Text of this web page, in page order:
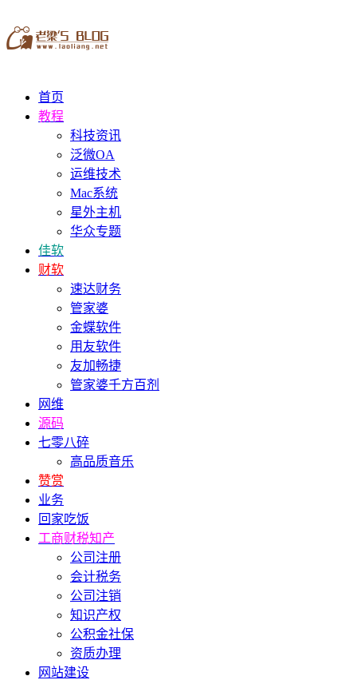
首页
教程
科技资讯
泛微OA
运维技术
Mac系统
星外主机
华众专题
佳软
财软
速达财务
管家婆
金蝶软件
用友软件
友加畅捷
管家婆千方百剂
网维
源码
七零八碎
高品质音乐
赞赏
业务
回家吃饭
工商财税知产
公司注册
会计税务
公司注销
知识产权
公积金社保
资质办理
网站建设